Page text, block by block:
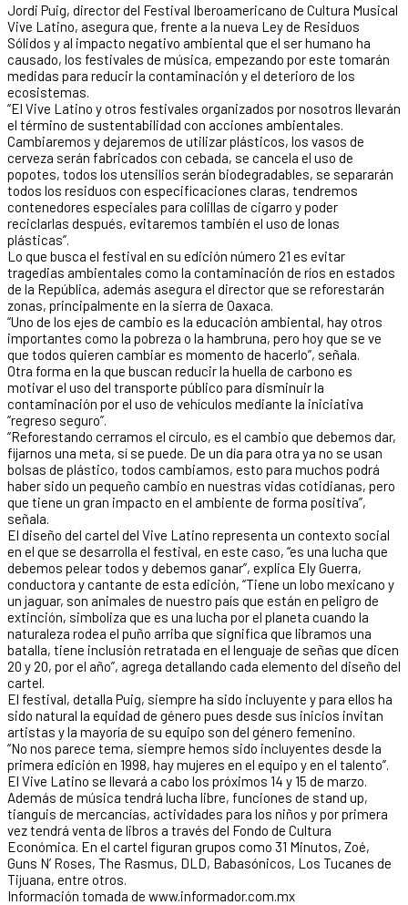
Jordi Puig, director del Festival Iberoamericano de Cultura Musical
Vive Latino, asegura que, frente a la nueva Ley de Residuos
Sólidos y al impacto negativo ambiental que el ser humano ha
causado, los festivales de música, empezando por este tomarán
medidas para reducir la contaminación y el deterioro de los
ecosistemas.
“El Vive Latino y otros festivales organizados por nosotros llevarán
el término de sustentabilidad con acciones ambientales.
Cambiaremos y dejaremos de utilizar plásticos, los vasos de
cerveza serán fabricados con cebada, se cancela el uso de
popotes, todos los utensilios serán biodegradables, se separarán
todos los residuos con especificaciones claras, tendremos
contenedores especiales para colillas de cigarro y poder
reciclarlas después, evitaremos también el uso de lonas
plásticas”.
Lo que busca el festival en su edición número 21 es evitar
tragedias ambientales como la contaminación de ríos en estados
de la República, además asegura el director que se reforestarán
zonas, principalmente en la sierra de Oaxaca.
“Uno de los ejes de cambio es la educación ambiental, hay otros
importantes como la pobreza o la hambruna, pero hoy que se ve
que todos quieren cambiar es momento de hacerlo”, señala.
Otra forma en la que buscan reducir la huella de carbono es
motivar el uso del transporte público para disminuir la
contaminación por el uso de vehículos mediante la iniciativa
“regreso seguro”.
“Reforestando cerramos el círculo, es el cambio que debemos dar,
fijarnos una meta, sí se puede. De un día para otra ya no se usan
bolsas de plástico, todos cambiamos, esto para muchos podrá
haber sido un pequeño cambio en nuestras vidas cotidianas, pero
que tiene un gran impacto en el ambiente de forma positiva”,
señala.
El diseño del cartel del Vive Latino representa un contexto social
en el que se desarrolla el festival, en este caso, “es una lucha que
debemos pelear todos y debemos ganar”, explica Ely Guerra,
conductora y cantante de esta edición, “Tiene un lobo mexicano y
un jaguar, son animales de nuestro país que están en peligro de
extinción, simboliza que es una lucha por el planeta cuando la
naturaleza rodea el puño arriba que significa que libramos una
batalla, tiene inclusión retratada en el lenguaje de señas que dicen
20 y 20, por el año”, agrega detallando cada elemento del diseño del
cartel.
El festival, detalla Puig, siempre ha sido incluyente y para ellos ha
sido natural la equidad de género pues desde sus inicios invitan
artistas y la mayoría de su equipo son del género femenino.
“No nos parece tema, siempre hemos sido incluyentes desde la
primera edición en 1998, hay mujeres en el equipo y en el talento”.
El Vive Latino se llevará a cabo los próximos 14 y 15 de marzo.
Además de música tendrá lucha libre, funciones de stand up,
tianguis de mercancías, actividades para los niños y por primera
vez tendrá venta de libros a través del Fondo de Cultura
Económica. En el cartel figuran grupos como 31 Minutos, Zoé,
Guns N’ Roses, The Rasmus, DLD, Babasónicos, Los Tucanes de
Tijuana, entre otros.
Información tomada de www.informador.com.mx